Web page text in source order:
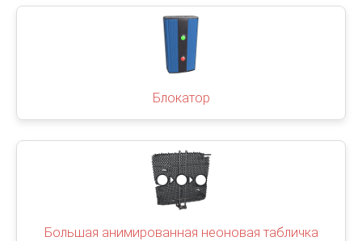
Блокатор
Большая анимированная неоновая табличка